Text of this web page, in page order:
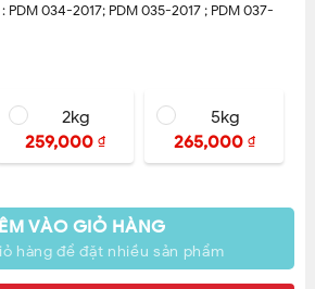
PDM 034-2017; PDM 035-2017 ; PDM 037-
2kg
259,000 ₫
5kg
265,000 ₫
VÀO GIỎ HÀNG
hàng để đặt nhiều sản phẩm